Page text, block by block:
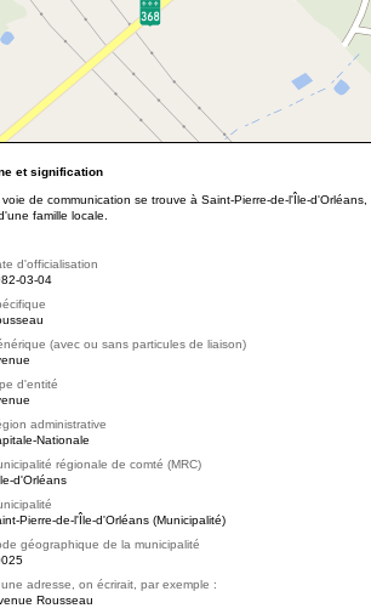
et signification
de communication se trouve à Saint-Pierre-de-l'Île-
famille locale.
d'officialisation
03-04
(avec ou sans particules de liaison)
d'entité
administrative
Nationale
régionale de comté (MRC)
d'Orléans
Pierre-de-l'Île-d'Orléans (Municipalité)
géographique de la municipalité
adresse, on écrirait, par exemple :
Rousseau